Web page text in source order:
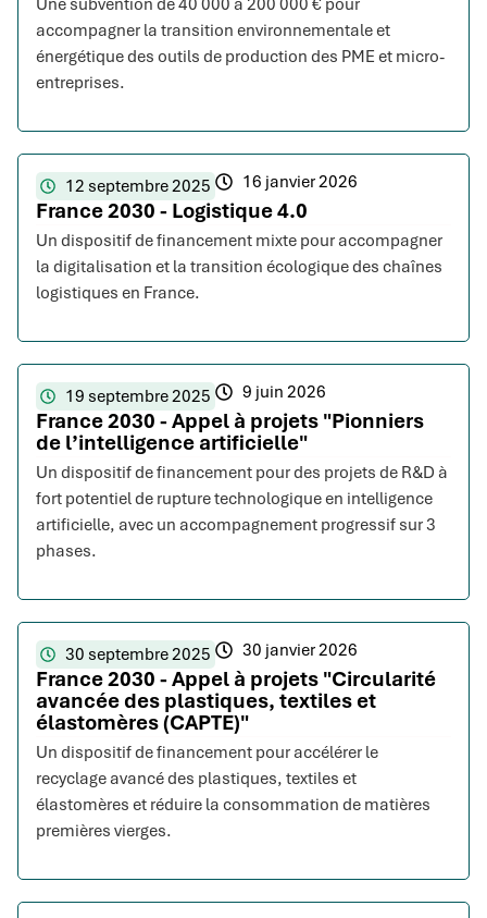
Une subvention de 40 000 à 200 000 € pour
accompagner la transition environnementale et
énergétique des outils de production des PME et micro-
entreprises.
12 septembre 2025 16 janvier 2026
France 2030 - Logistique 4.0
Un dispositif de financement mixte pour accompagner
la digitalisation et la transition écologique des chaînes
logistiques en France.
19 septembre 2025 9 juin 2026
France 2030 - Appel à projets "Pionniers
de l’intelligence artificielle"
Un dispositif de financement pour des projets de R&D à
fort potentiel de rupture technologique en intelligence
artificielle, avec un accompagnement progressif sur 3
phases.
30 septembre 2025 30 janvier 2026
France 2030 - Appel à projets "Circularité
avancée des plastiques, textiles et
élastomères (CAPTE)"
Un dispositif de financement pour accélérer le
recyclage avancé des plastiques, textiles et
élastomères et réduire la consommation de matières
premières vierges.